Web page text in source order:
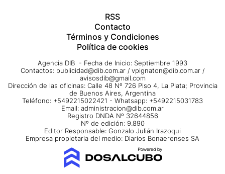
RSS
Contacto
Términos y Condiciones
Política de cookies
Agencia DIB - Fecha de Inicio: Septiembre 1993
Contactos: publicidad@dib.com.ar / vpignaton@dib.com.ar /
avisosdib@gmail.com
Dirección de las oficinas: Calle 48 Nº 726 Piso 4, La Plata; Provincia
de Buenos Aires, Argentina
Teléfono: +5492215022421 - Whatsapp: +5492215031783
Email: administracion@dib.com.ar
Registro DNDA Nº 32644856
Nº de edición: 9.890
Editor Responsable: Gonzalo Julián Irazoqui
Empresa propietaria del medio: Diarios Bonaerenses SA